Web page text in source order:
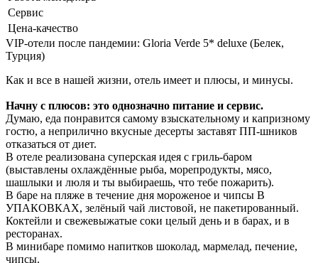
Сервис
Цена-качество
VIP-отели после пандемии: Gloria Verde 5* deluxe (Белек,
Турция)
Как и все в нашей жизни, отель имеет и плюсы, и минусы.
Начну с плюсов: это однозначно питание и сервис.
Думаю, еда понравится самому взыскательному и капризному
гостю, а неприлично вкусные десерты заставят ПП-шников
отказаться от диет.
В отеле реализована суперская идея с гриль-баром
(выставлены охлаждённые рыба, морепродукты, мясо,
шашлыки и люля и ты выбираешь, что тебе пожарить).
В баре на пляже в течение дня мороженое и чипсы В
УПАКОВКАХ, зелёный чай листовой, не пакетированный.
Коктейли и свежевыжатые соки целый день и в барах, и в
ресторанах.
В минибаре помимо напитков шоколад, мармелад, печение,
чипсы.